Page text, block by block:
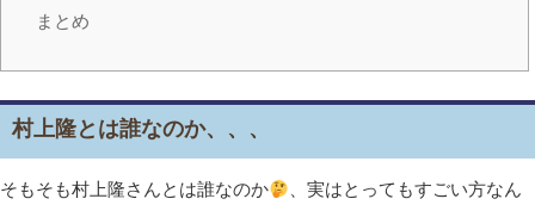
まとめ
村上隆とは誰なのか、、、
そもそも村上隆さんとは誰なのか
、実はとってもすごい方なん